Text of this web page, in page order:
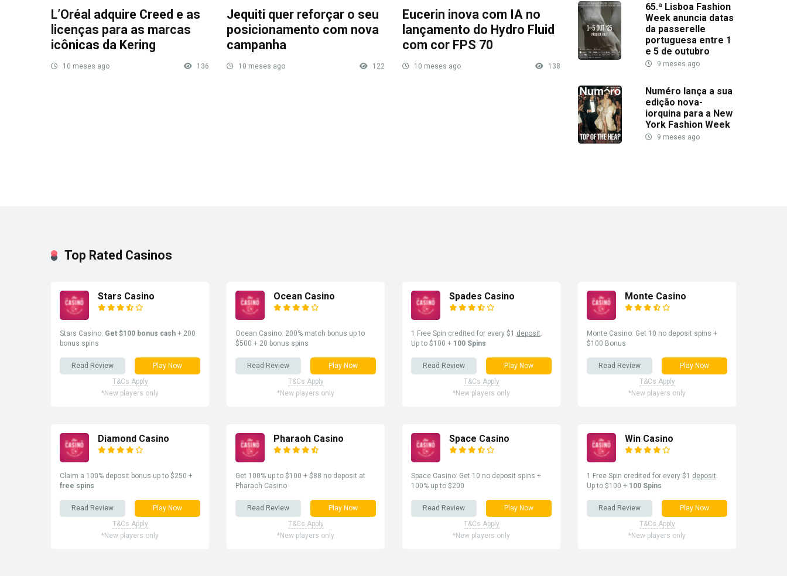
L’Oréal adquire Creed e as
licenças para as marcas
icônicas da Kering
10 meses ago 136
Jequiti quer reforçar o seu
posicionamento com nova
campanha
10 meses ago 122
Eucerin inova com IA no
lançamento do Hydro Fluid
com cor FPS 70
10 meses ago 138
65.ª Lisboa Fashion
Week anuncia datas
da passerelle
portuguesa entre 1
e 5 de outubro
9 meses ago
Numéro lança a sua
edição nova-
iorquina para a New
York Fashion Week
9 meses ago
Top Rated Casinos
Stars Casino
Stars Casino: Get $100 bonus cash + 200
bonus spins
Read Review
Play Now
T&Cs Apply
*New players only
Ocean Casino
Ocean Casino: 200% match bonus up to
$500 + 20 bonus spins
Read Review
Play Now
T&Cs Apply
*New players only
Spades Casino
1 Free Spin credited for every $1 deposit
Up to $100 + 100 Spins
Read Review
Play Now
T&Cs Apply
*New players only
Monte Casino
Monte Casino: Get 10 no deposit spins +
$100 Bonus
Read Review
Play Now
T&Cs Apply
*New players only
Diamond Casino
Claim a 100% deposit bonus up to $250 +
free spins
Read Review
Play Now
T&Cs Apply
*New players only
Pharaoh Casino
Get 100% up to $100 + $88 no deposit at
Pharaoh Casino
Read Review
Play Now
T&Cs Apply
*New players only
Space Casino
Space Casino: Get 10 no deposit spins +
100% up to $200
Read Review
Play Now
T&Cs Apply
*New players only
Win Casino
1 Free Spin credited for every $1 deposit
Up to $100 + 100 Spins
Read Review
Play Now
T&Cs Apply
*New players only